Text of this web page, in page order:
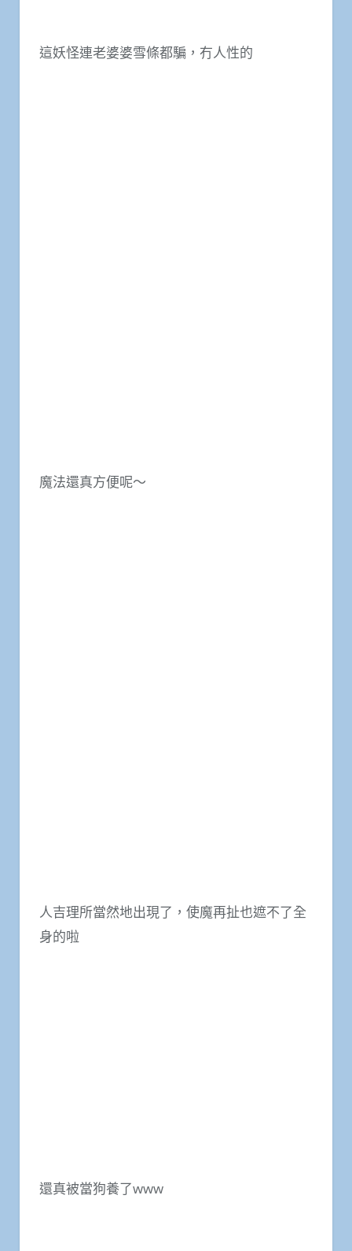
這妖怪連老婆婆雪條都騙，冇人性的
魔法還真方便呢～
人吉理所當然地出現了，使魔再扯也遮不了全
身的啦
還真被當狗養了www